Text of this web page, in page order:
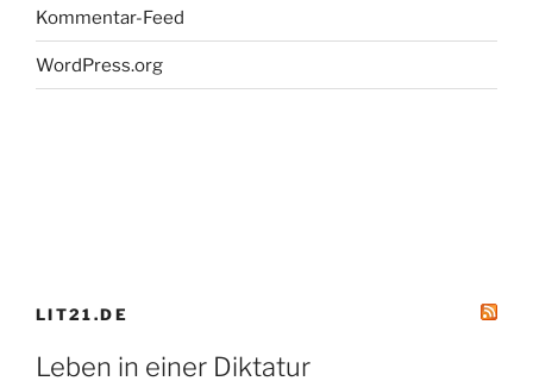
Kommentar-Feed
WordPress.org
LIT21.DE
Leben in einer Diktatur